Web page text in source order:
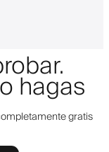
hagas
gratis